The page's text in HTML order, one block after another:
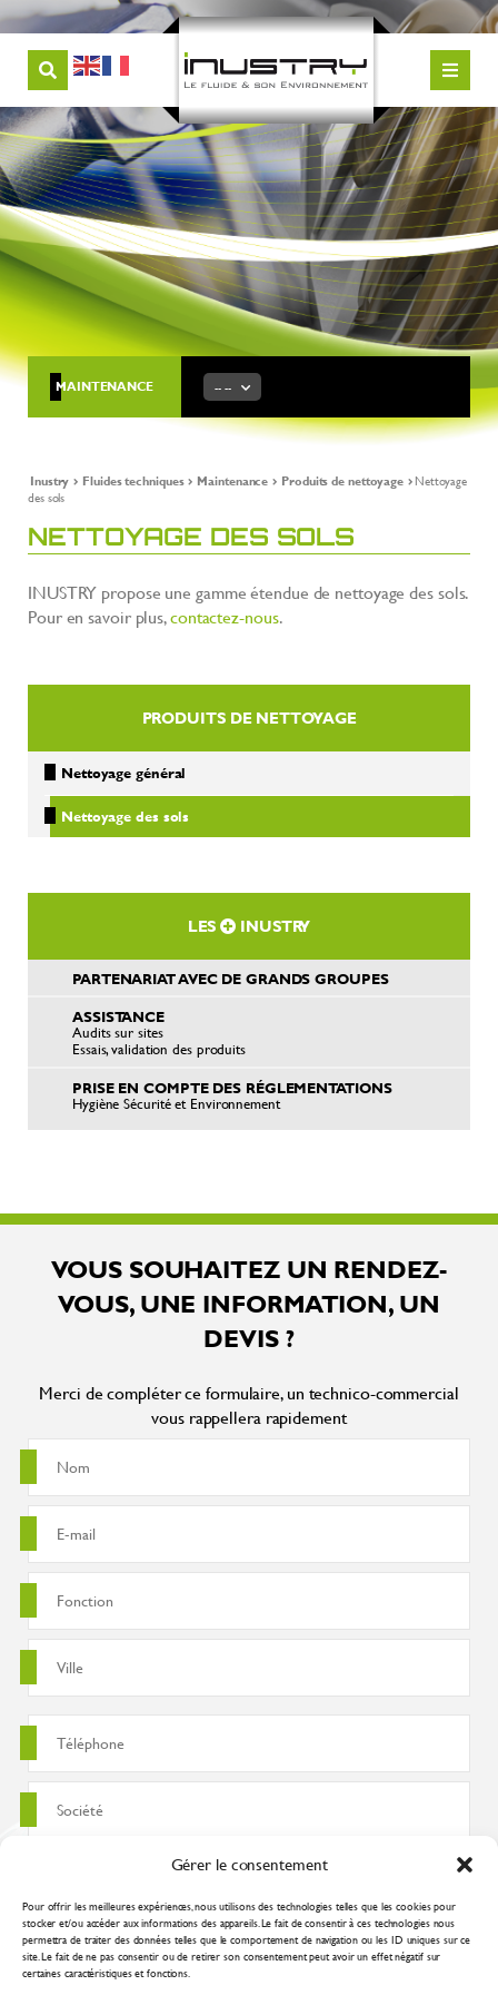
Gérer le consentement
Pour offrir les meilleures expériences, nous utilisons des technologies telles que les cookies pour
stocker et/ou accéder aux informations des appareils. Le fait de consentir à ces technologies nous
permettra de traiter des données telles que le comportement de navigation ou les ID uniques sur ce
site. Le fait de ne pas consentir ou de retirer son consentement peut avoir un effet négatif sur
certaines caractéristiques et fonctions.
MAINTENANCE -- --
Inustry Fluides techniques Maintenance Produits de nettoyage
Nettoyage
des sols
NETTOYAGE DES SOLS
INUSTRY propose une gamme étendue de nettoyage des sols.
Pour en savoir plus,contactez-nous.
PRODUITS DE NETTOYAGE
Nettoyage général
Nettoyage des sols
LES INUSTRY
PARTENARIAT AVEC DE GRANDS GROUPES
ASSISTANCE
Audits sur sites
Essais, validation des produits
PRISE EN COMPTE DES RÉGLEMENTATIONS
Hygiène Sécurité et Environnement
VOUS SOUHAITEZ UN RENDEZ-
VOUS, UNE INFORMATION, UN
DEVIS ?
Merci de compléter ce formulaire, un technico-commercial
vous rappellera rapidement